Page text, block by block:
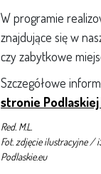
W programie
znajdujące się w
czy zabytkowe
Szczegółowe
stronie
Red. M.L.
Fot. zdjęcie ilustracyjne /
Podlaskie.eu